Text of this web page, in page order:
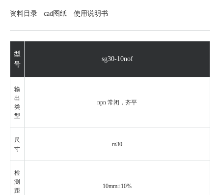
资料目录 cad图纸 使用说明书
型
号
sg30-10nof
输
出
类
型
npn 常闭 ，齐平
尺
寸
m30
检
测
距
10mm±10%